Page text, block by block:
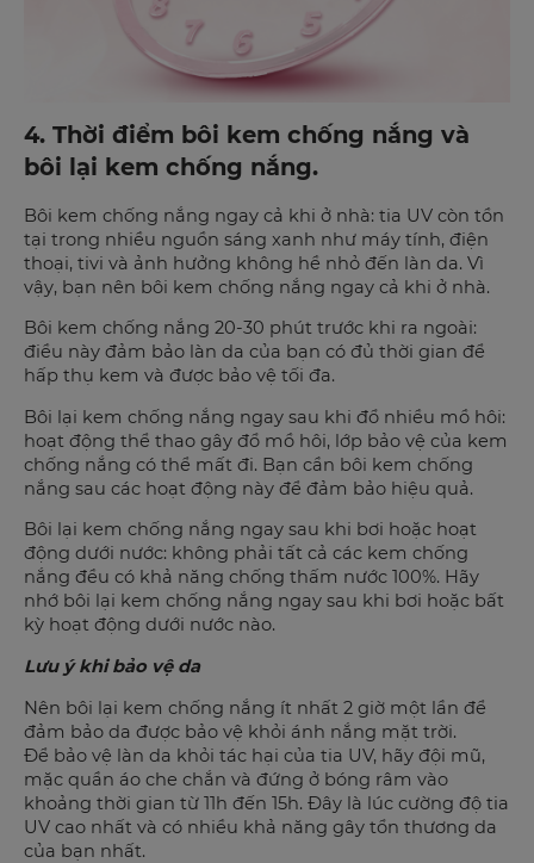
4. Thời điểm bôi kem chống nắng và
bôi lại kem chống nắng.
Bôi kem chống nắng ngay cả khi ở nhà: tia UV còn tồn
tại trong nhiều nguồn sáng xanh như máy tính, điện
thoại, tivi và ảnh hưởng không hề nhỏ đến làn da. Vì
vậy, bạn nên bôi kem chống nắng ngay cả khi ở nhà.
Bôi kem chống nắng 20-30 phút trước khi ra ngoài:
điều này đảm bảo làn da của bạn có đủ thời gian để
hấp thụ kem và được bảo vệ tối đa.
Bôi lại kem chống nắng ngay sau khi đổ nhiều mồ hôi:
hoạt động thể thao gây đổ mồ hôi, lớp bảo vệ của kem
chống nắng có thể mất đi. Bạn cần bôi kem chống
nắng sau các hoạt động này để đảm bảo hiệu quả.
Bôi lại kem chống nắng ngay sau khi bơi hoặc hoạt
động dưới nước: không phải tất cả các kem chống
nắng đều có khả năng chống thấm nước 100%. Hãy
nhớ bôi lại kem chống nắng ngay sau khi bơi hoặc bất
kỳ hoạt động dưới nước nào.
Lưu ý khi bảo vệ da
Nên bôi lại kem chống nắng ít nhất 2 giờ một lần để
đảm bảo da được bảo vệ khỏi ánh nắng mặt trời.
Để bảo vệ làn da khỏi tác hại của tia UV, hãy đội mũ,
mặc quần áo che chắn và đứng ở bóng râm vào
khoảng thời gian từ 11h đến 15h. Đây là lúc cường độ tia
UV cao nhất và có nhiều khả năng gây tổn thương da
của bạn nhất.